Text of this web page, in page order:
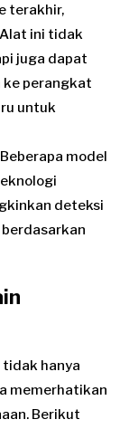
terakhir,
ini tidak
juga dapat
perangkat
untuk
Beberapa model
deteksi
hanya
memerhatikan
Berikut